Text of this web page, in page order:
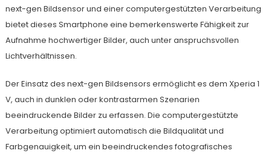
next-gen Bildsensor und einer computergestützten Verarbeitung
bietet dieses Smartphone eine bemerkenswerte Fähigkeit zur
Aufnahme hochwertiger Bilder, auch unter anspruchsvollen
Lichtverhältnissen.
Der Einsatz des next-gen Bildsensors ermöglicht es dem Xperia 1
V, auch in dunklen oder kontrastarmen Szenarien
beeindruckende Bilder zu erfassen. Die computergestützte
Verarbeitung optimiert automatisch die Bildqualität und
Farbgenauigkeit, um ein beeindruckendes fotografisches